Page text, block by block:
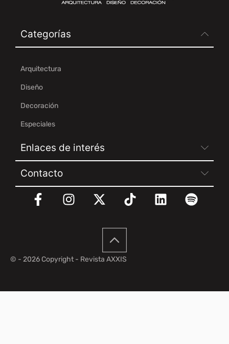
Categorías
Arquitectura
Diseño
Decoración
Especiales
Enlaces de interés
Contacto
© - 2026 Copyright - Revista AXXIS